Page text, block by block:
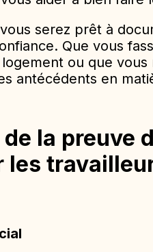
serez prêt à
Que vous
ou que
antécédents en
la preuve
les